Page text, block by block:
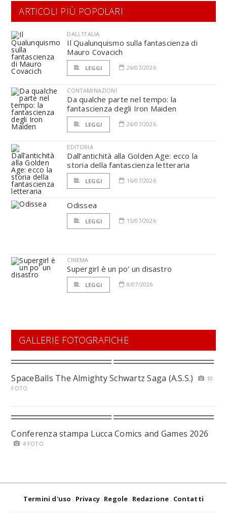
ARTICOLI PIÙ POPOLARI
DALL'ITALIA
Il Qualunquismo sulla fantascienza di
Mauro Covacich
LEGGI 26/07/2026
CONTAMINAZIONI
Da qualche parte nel tempo: la
fantascienza degli Iron Maiden
LEGGI 26/07/2026
EDITORIA
Dall’antichità alla Golden Age: ecco la
storia della fantascienza letteraria
LEGGI 16/07/2026
Odissea
LEGGI 15/07/2026
CINEMA
Supergirl è un po' un disastro
LEGGI 8/07/2026
GALLERIE FOTOGRAFICHE
SpaceBalls The Almighty Schwartz Saga (A.S.S.)
10
FOTO
Conferenza stampa Lucca Comics and Games 2026
4 FOTO
Termini d'uso Privacy Regole Redazione Contatti